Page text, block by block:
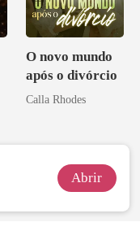
O novo mundo
após o divórcio
Calla Rhodes
Abrir